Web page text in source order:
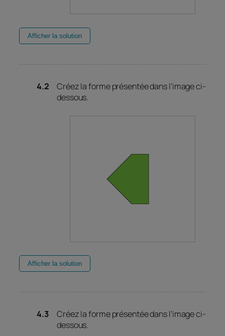
Afficher la solution
Créez la forme présentée dans l’image ci-
dessous.
Afficher la solution
Créez la forme présentée dans l’image ci-
dessous.